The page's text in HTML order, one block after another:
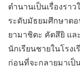
ตำนานเป็นเรื่องรา
ระดับมัธยมศึกษาตอ
ยามาชิตะ คัตสึยิ แล
นักเรียนชายในโรง
ก่อนที่จะกลายมาเป็